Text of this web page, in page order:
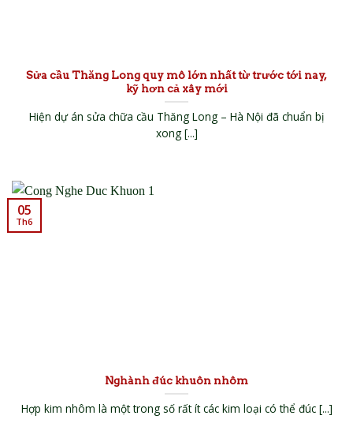
Sửa cầu Thăng Long quy mô lớn nhất từ trước tới nay,
kỹ hơn cả xây mới
Hiện dự án sửa chữa cầu Thăng Long – Hà Nội đã chuẩn bị
xong [...]
Nghành đúc khuôn nhôm
Hợp kim nhôm là một trong số rất ít các kim loại có thể đúc [...]
05
Th6